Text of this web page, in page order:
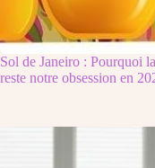
Sol de Janeiro : Pourquoi
reste notre obsession en